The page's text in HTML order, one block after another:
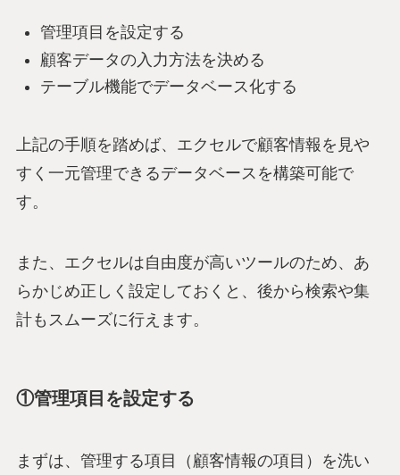
管理項目を設定する
顧客データの入力方法を決める
テーブル機能でデータベース化する
上記の手順を踏めば、エクセルで顧客情報を見や
すく一元管理できるデータベースを構築可能で
す。
また、エクセルは自由度が高いツールのため、あ
らかじめ正しく設定しておくと、後から検索や集
計もスムーズに行えます。
①管理項目を設定する
まずは、管理する項目（顧客情報の項目）を洗い